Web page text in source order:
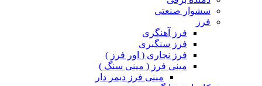
سشوار صنعتی
فرز
فرز آهنگری
فرز سنگبری
فرز نجاری ( اور فرز )
مینی فرز ( مینی سنگ )
مینی فرز دیمر دار